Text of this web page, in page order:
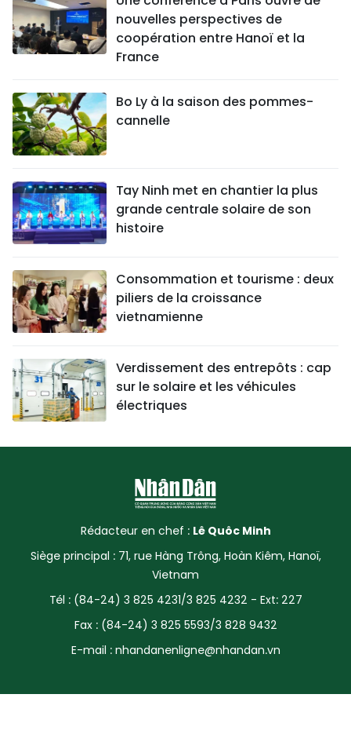
nouvelles perspectives de
coopération entre Hanoï et la
France
Bo Ly à la saison des pommes-
cannelle
Tay Ninh met en chantier la plus
grande centrale solaire de son
histoire
Consommation et tourisme : deux
piliers de la croissance
vietnamienne
Verdissement des entrepôts : cap
sur le solaire et les véhicules
électriques
Rédacteur en chef : Lê Quôc Minh
Siège principal : 71, rue Hàng Trông, Hoàn Kiêm, Hanoï,
Vietnam
Tél : (84-24) 3 825 4231/3 825 4232 - Ext: 227
Fax : (84-24) 3 825 5593/3 828 9432
E-mail : nhandanenligne@nhandan.vn